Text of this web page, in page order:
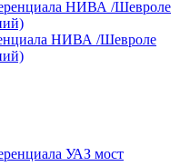
НИВА /Шевроле